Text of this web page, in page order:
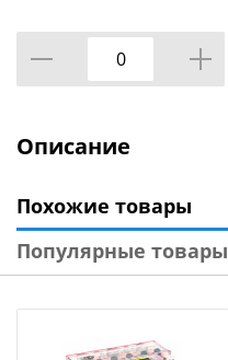
Описание
Похожие товары
Популярные товары